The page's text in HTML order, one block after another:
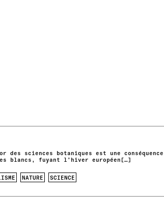
des sciences botaniques est une
blancs, fuyant l’hiver européen[…]
NATURE
SCIENCE